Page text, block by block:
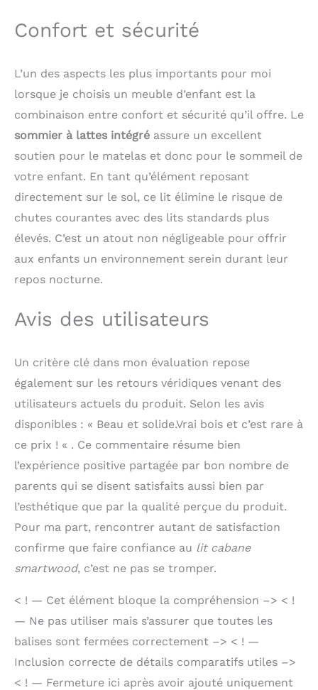
DIMENSIONS IDÉALES
totales de 205 x 145 x
60 cm, ce lit 2
espace généreux. Conçu
pour des matelas de
140 x 200 cm, il assure
un confort optimal pour
le repos et les activités.
Offrez à votre enfant un
qui grandit avec lui pour
un bien-être quotidien.
ASSEMBLAGE SIMPLE
grâce aux instructions
claires et aux outils
est pensée pour
faciliter le montage
sans complications
inutiles. Profitez d'une
expérience de montage
fluide pour mettre en
place ce coin de repos
confortable et
ados en toute sérénité.
Confort et sécurité
L’un des aspects les plus importants pour moi
lorsque je choisis un meuble d’enfant est la
combinaison entre confort et sécurité qu’il offre. Le
sommier à lattes intégré assure un excellent
soutien pour le matelas et donc pour le sommeil de
votre enfant. En tant qu’élément reposant
directement sur le sol, ce lit élimine le risque de
chutes courantes avec des lits standards plus
élevés. C’est un atout non négligeable pour offrir
aux enfants un environnement serein durant leur
repos nocturne.
Avis des utilisateurs
Un critère clé dans mon évaluation repose
également sur les retours véridiques venant des
utilisateurs actuels du produit. Selon les avis
disponibles : « Beau et solide.Vrai bois et c’est rare à
ce prix ! « . Ce commentaire résume bien
l’expérience positive partagée par bon nombre de
parents qui se disent satisfaits aussi bien par
l’esthétique que par la qualité perçue du produit.
Pour ma part, rencontrer autant de satisfaction
confirme que faire confiance au lit cabane
smartwood, c’est ne pas se tromper.
< ! — Cet élément bloque la compréhension –> < !
— Ne pas utiliser mais s’assurer que toutes les
balises sont fermées correctement –> < ! —
Inclusion correcte de détails comparatifs utiles –>
< ! — Fermeture ici après avoir ajouté uniquement